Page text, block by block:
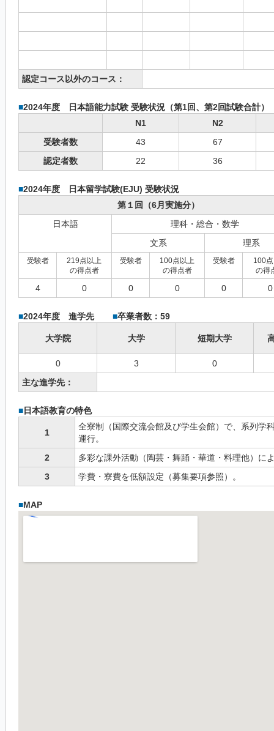
認定コース以外のコース：
■2024年度 日本語能力試験 受験状況（第1回、第2回試験合計）
N1
N2
受験者数
43
67
認定者数
22 36
■2024年度 日本留学試験(EJU) 受験状況
第１回（6月実施分）
日本語
理科・総合・数学
文系
理系
受験者
219点以上
の得点者
受験者
100点以上
の得点者
受験者
100
の得
4 0 0 0 0 0
■2024年度 進学先 ■卒業者数：59
大学院 大学 短期大学
0 3
0
主な進学先：
■日本語教育の特色
1
全寮制（国際交流会館及び学生会館）で、系列学
運行。
2
多彩な課外活動（陶芸・舞踊・華道・料理他）に
3
学費・寮費を低額設定（募集要項参照）。
■MAP